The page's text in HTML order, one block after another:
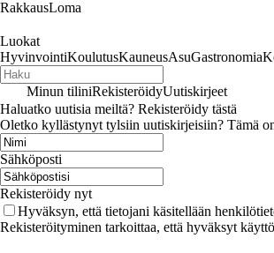
RakkausLoma
Luokat
HyvinvointiKoulutusKauneusAsuGastronomia
Minun tiliniRekisteröidyUutiskirjeet
Haluatko uutisia meiltä? Rekisteröidy tästä
Oletko kyllästynyt tylsiin uutiskirjeisiin? Tämä
Sähköposti
Rekisteröidy nyt
Hyväksyn, että tietojani käsitellään
Rekisteröityminen tarkoittaa, että hyväksyt